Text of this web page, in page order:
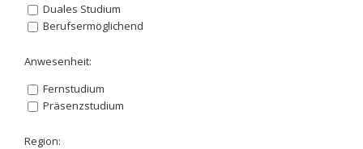
Duales Studium
Berufsermöglichend
Anwesenheit:
Fernstudium
Präsenzstudium
Region: